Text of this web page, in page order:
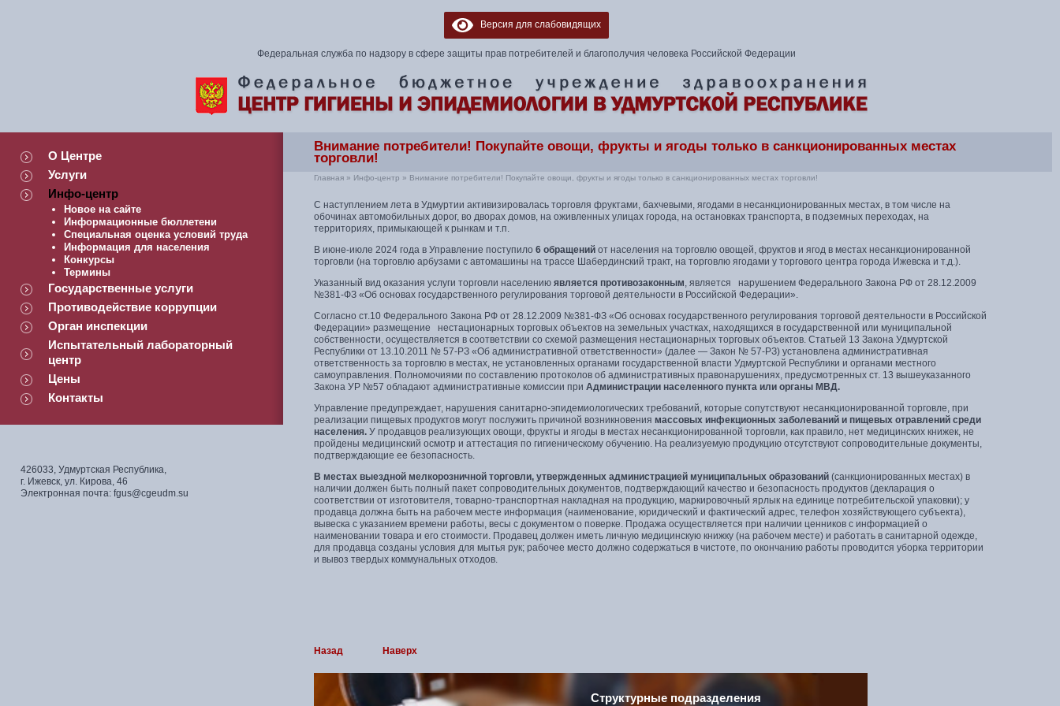
Версия для слабовидящих
Федеральная служба по надзору в сфере защиты прав потребителей и благополучия человека Российской Федерации
О Центре
Услуги
Инфо-центр
Новое на сайте
Информационные бюллетени
Специальная оценка условий труда
Информация для населения
Конкурсы
Термины
Государственные услуги
Противодействие коррупции
Орган инспекции
Испытательный лабораторный
центр
Цены
Контакты
426033, Удмуртская Республика,
г. Ижевск, ул. Кирова, 46
Электронная почта: fgus@cgeudm.su
Внимание потребители! Покупайте овощи, фрукты и ягоды только в санкционированных местах
торговли!
Главная » Инфо-центр » Внимание потребители! Покупайте овощи, фрукты и ягоды только в санкционированных местах торговли!
С наступлением лета в Удмуртии активизировалась торговля фруктами, бахчевыми, ягодами в несанкционированных местах, в том числе на
обочинах автомобильных дорог, во дворах домов, на оживленных улицах города, на остановках транспорта, в подземных переходах, на
территориях, примыкающей к рынкам и т.п.
В июне-июле 2024 года в Управление поступило 6 обращений от населения на торговлю овощей, фруктов и ягод в местах несанкционированной
торговли (на торговлю арбузами с автомашины на трассе Шабердинский тракт, на торговлю ягодами у торгового центра города Ижевска и т.д.).
Указанный вид оказания услуги торговли населению является противозаконным, является нарушением Федерального Закона РФ от 28.12.2009
№381-ФЗ «Об основах государственного регулирования торговой деятельности в Российской Федерации».
Согласно ст.10 Федерального Закона РФ от 28.12.2009 №381-ФЗ «Об основах государственного регулирования торговой деятельности в Российской
Федерации» размещение нестационарных торговых объектов на земельных участках, находящихся в государственной или муниципальной
собственности, осуществляется в соответствии со схемой размещения нестационарных торговых объектов. Статьей 13 Закона Удмуртской
Республики от 13.10.2011 № 57-РЗ «Об административной ответственности» (далее — Закон № 57-РЗ) установлена административная
ответственность за торговлю в местах, не установленных органами государственной власти Удмуртской Республики и органами местного
самоуправления. Полномочиями по составлению протоколов об административных правонарушениях, предусмотренных ст. 13 вышеуказанного
Закона УР №57 обладают административные комиссии при Администрации населенного пункта или органы МВД.
Управление предупреждает, нарушения санитарно-эпидемиологических требований, которые сопутствуют несанкционированной торговле, при
реализации пищевых продуктов могут послужить причиной возникновения массовых инфекционных заболеваний и пищевых отравлений среди
населения. У продавцов реализующих овощи, фрукты и ягоды в местах несанкционированной торговли, как правило, нет медицинских книжек, не
пройдены медицинский осмотр и аттестация по гигиеническому обучению. На реализуемую продукцию отсутствуют сопроводительные документы,
подтверждающие ее безопасность.
В местах выездной мелкорозничной торговли, утвержденных администрацией муниципальных образований (санкционированных местах) в
наличии должен быть полный пакет сопроводительных документов, подтверждающий качество и безопасность продуктов (декларация о
соответствии от изготовителя, товарно-транспортная накладная на продукцию, маркировочный ярлык на единице потребительской упаковки); у
продавца должна быть на рабочем месте информация (наименование, юридический и фактический адрес, телефон хозяйствующего субъекта),
вывеска с указанием времени работы, весы с документом о поверке. Продажа осуществляется при наличии ценников с информацией о
наименовании товара и его стоимости. Продавец должен иметь личную медицинскую книжку (на рабочем месте) и работать в санитарной одежде,
для продавца созданы условия для мытья рук; рабочее место должно содержаться в чистоте, по окончанию работы проводится уборка территории
и вывоз твердых коммунальных отходов.
Назад Наверх
Структурные подразделения